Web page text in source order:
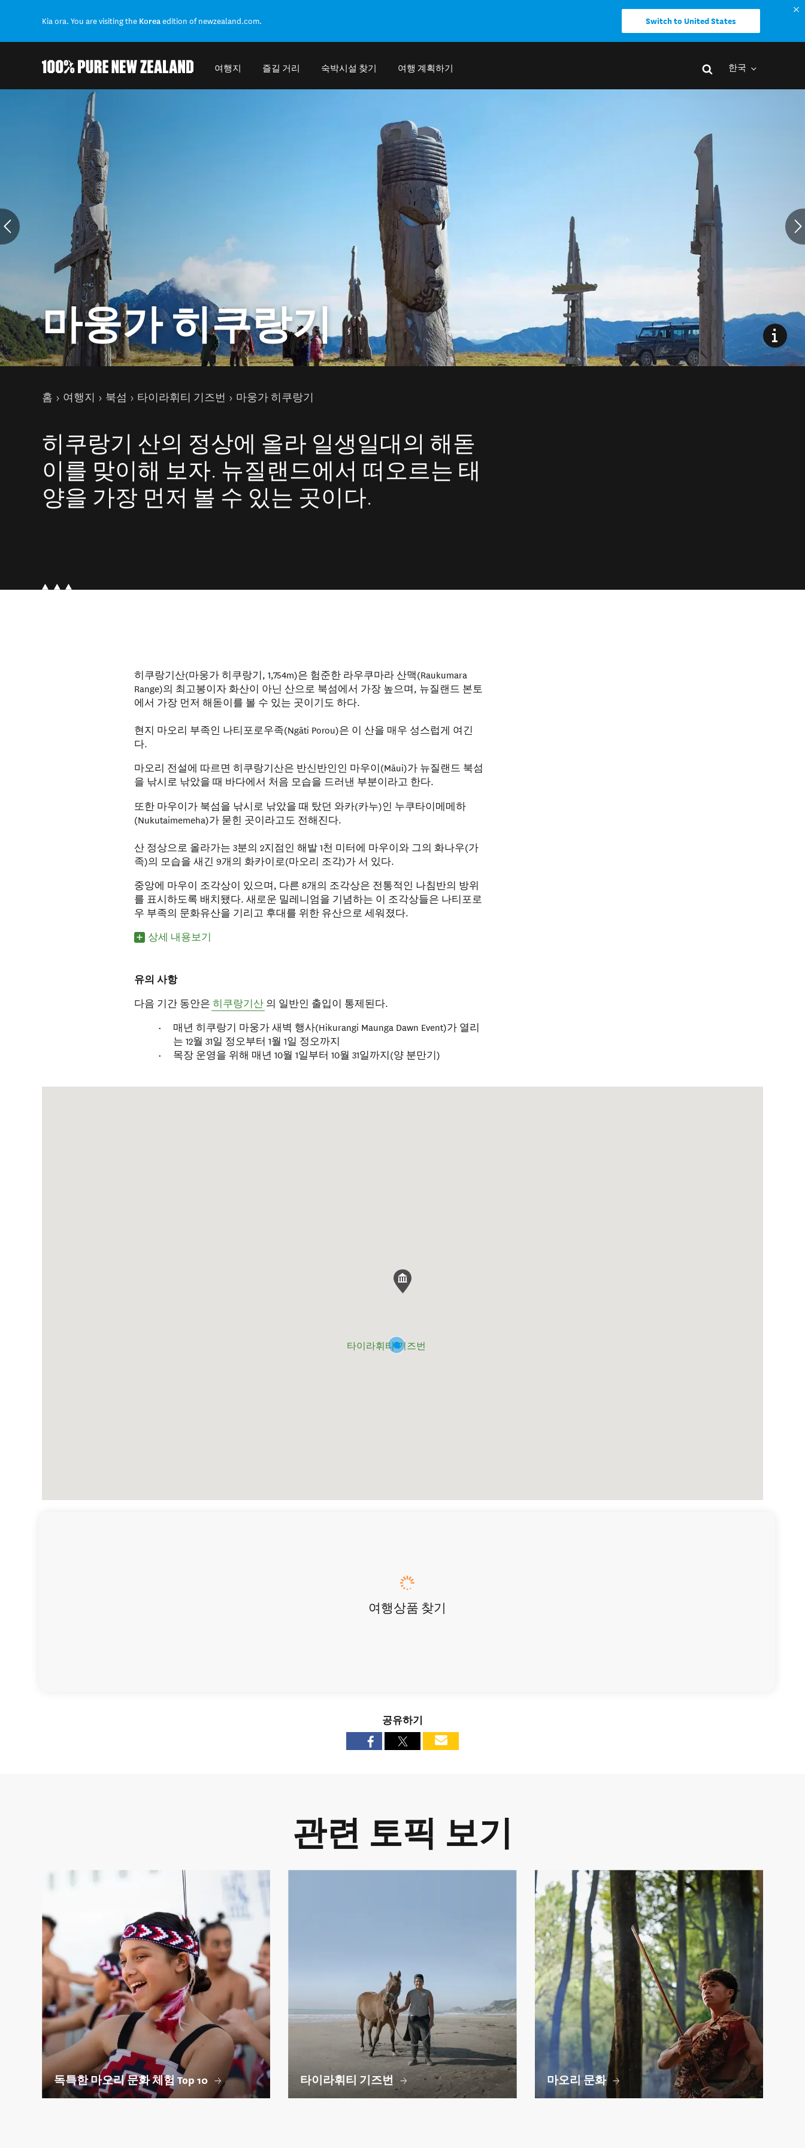
Kia ora. You are visiting the Koreaedition of newzealand.com. Switch to United States
여행지 즐길 거리 숙박시설 찾기 여행 계획하기 한국
Back to my results
마웅가 히쿠랑기
현재 페이지
홈 여행지 북섬 타이라휘티 기즈번 마웅가 히쿠랑기
히쿠랑기 산의 정상에 올라 일생일대의 해돋
이를 맞이해 보자. 뉴질랜드에서 떠오르는 태
양을 가장 먼저 볼 수 있는 곳이다.
히쿠랑기산(마웅가 히쿠랑기, 1,754m)은 험준한 라우쿠마라 산맥(Raukumara
Range)의 최고봉이자 화산이 아닌 산으로 북섬에서 가장 높으며, 뉴질랜드 본토
에서 가장 먼저 해돋이를 볼 수 있는 곳이기도 하다.
현지 마오리 부족인 나티포로우족(Ngāti Porou)은 이 산을 매우 성스럽게 여긴
다.
마오리 전설에 따르면 히쿠랑기산은 반신반인인 마우이(Māui)가 뉴질랜드 북섬
을 낚시로 낚았을 때 바다에서 처음 모습을 드러낸 부분이라고 한다.
또한 마우이가 북섬을 낚시로 낚았을 때 탔던 와카(카누)인 누쿠타이메메하
(Nukutaimemeha)가 묻힌 곳이라고도 전해진다.
산 정상으로 올라가는 3분의 2지점인 해발 1천 미터에 마우이와 그의 화나우(가
족)의 모습을 새긴 9개의 화카이로(마오리 조각)가 서 있다.
중앙에 마우이 조각상이 있으며, 다른 8개의 조각상은 전통적인 나침반의 방위
를 표시하도록 배치됐다. 새로운 밀레니엄을 기념하는 이 조각상들은 나티포로
우 부족의 문화유산을 기리고 후대를 위한 유산으로 세워졌다.
상세 내용보기
유의 사항
다음 기간 동안은히쿠랑기산 의 일반인 출입이 통제된다.
매년 히쿠랑기 마웅가 새벽 행사(Hikurangi Maunga Dawn Event)가 열리
는 12월 31일 정오부터 1월 1일 정오까지
목장 운영을 위해 매년 10월 1일부터 10월 31일까지(양 분만기)
타이라휘티 기즈번
여행상품 찾기
공유하기
관련 토픽 보기
독특한 마오리 문화 체험 Top 10 타이라휘티 기즈번 마오리 문화